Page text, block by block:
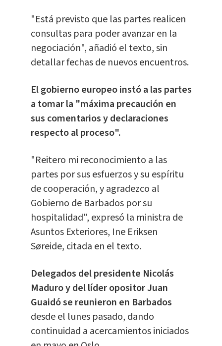
"Está previsto que las partes realicen
consultas para poder avanzar en la
negociación", añadió el texto, sin
detallar fechas de nuevos encuentros.
El gobierno europeo instó a las partes
a tomar la "máxima precaución en
sus comentarios y declaraciones
respecto al proceso".
"Reitero mi reconocimiento a las
partes por sus esfuerzos y su espíritu
de cooperación, y agradezco al
Gobierno de Barbados por su
hospitalidad", expresó la ministra de
Asuntos Exteriores, Ine Eriksen
Søreide, citada en el texto.
Delegados del presidente Nicolás
Maduro y del líder opositor Juan
Guaidó se reunieron en Barbados
desde el lunes pasado, dando
continuidad a acercamientos iniciados